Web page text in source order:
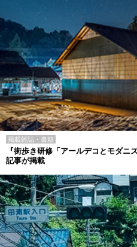
掲載雑誌・書籍
『街歩き研修「アールデコとモダニ
記事が掲載